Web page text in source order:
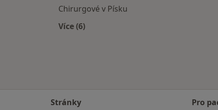
Chirurgové v Písku
Více (6)
Stránky
Pro